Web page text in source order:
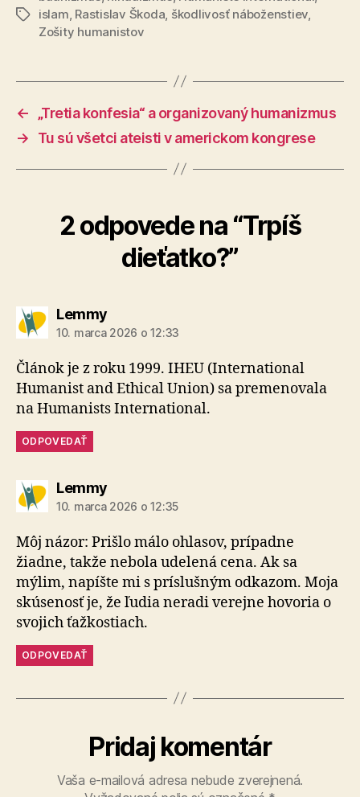
Značky
islam Rastislav Škoda škodlivosť náboženstiev
Zošity humanistov
←
„Tretia konfesia“ a organizovaný humanizmus
→
Tu sú všetci ateisti v americkom kongrese
2 odpovede na “Trpíš
dieťatko?”
Lemmyhovorí:
10. marca 2026 o 12:33
Článok je z roku 1999. IHEU (International
Humanist and Ethical Union) sa premenovala
na Humanists International.
ODPOVEDAŤ
Lemmyhovorí:
10. marca 2026 o 12:35
Môj názor: Prišlo málo ohlasov, prípadne
žiadne, takže nebola udelená cena. Ak sa
mýlim, napíšte mi s príslušným odkazom. Moja
skúsenosť je, že ľudia neradi verejne hovoria o
svojich ťažkostiach.
ODPOVEDAŤ
Pridaj komentár
Vaša e-mailová adresa nebude zverejnená.